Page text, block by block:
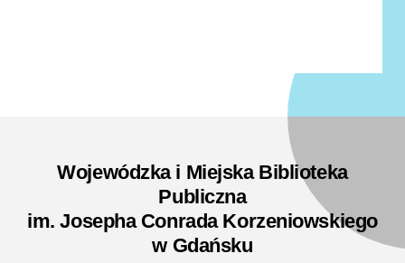
Wojewódzka i Miejska Biblioteka
Publiczna
im. Josepha Conrada Korzeniowskiego
w Gdańsku